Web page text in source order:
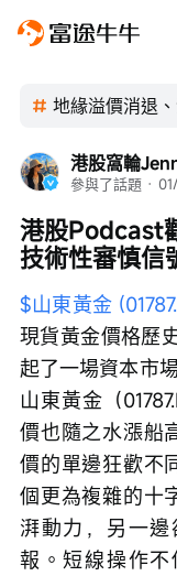
地緣溢價消退
港股窩輪
參與了話題 ·
港股Podcast
技術性審慎信
$山東黃金
現貨黃金價格歷
起了一場資本市
山東黃金（
價也隨之水漲船
價的單邊狂歡不
個更為複雜的十
湃動力，另一
報。短線操作